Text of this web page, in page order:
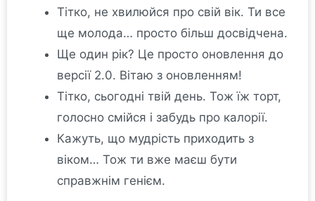
Тітко, не хвилюйся про свій вік. Ти все
ще молода… просто більш досвідчена.
Ще один рік? Це просто оновлення до
версії 2.0. Вітаю з оновленням!
Тітко, сьогодні твій день. Тож їж торт,
голосно смійся і забудь про калорії.
Кажуть, що мудрість приходить з
віком… Тож ти вже маєш бути
справжнім генієм.